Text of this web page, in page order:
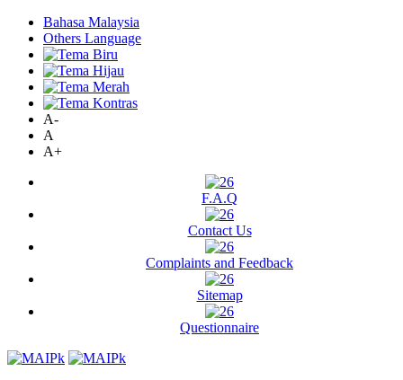
Bahasa Malaysia
Others Language
A-
A
A+
F.A.Q
Contact Us
Complaints and Feedback
Sitemap
Questionnaire